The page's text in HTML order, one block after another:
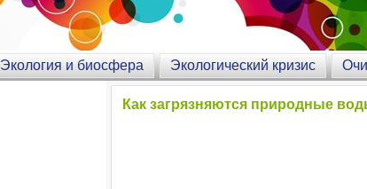
Экология и биосфера Экологический кризис
Как загрязняются природные